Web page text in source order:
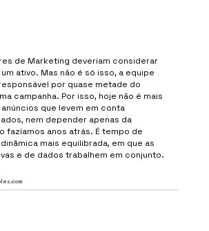
de Marketing deveriam considerar
ativo. Mas não é só isso, a equipe
por quase metade do
campanha. Por isso, hoje não é mais
que levem em conta
nem depender apenas da
fazíamos anos atrás. É tempo de
mais equilibrada, em que as
e de dados trabalhem em conjunto.